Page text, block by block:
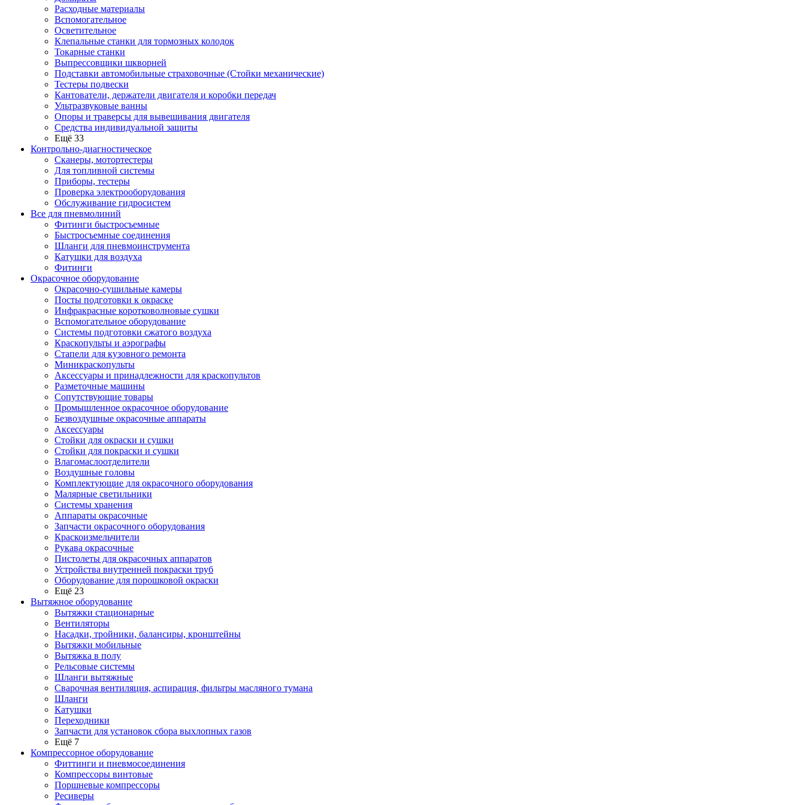
Расходные материалы
Вспомогательное
Осветительное
Клепальные станки для тормозных колодок
Токарные станки
Выпрессовщики шкворней
Подставки автомобильные страховочные (Стойки механические)
Тестеры подвески
Кантователи, держатели двигателя и коробки передач
Ультразвуковые ванны
Опоры и траверсы для вывешивания двигателя
Средства индивидуальной защиты
Ещё 33
Контрольно-диагностическое
Сканеры, мотортестеры
Для топливной системы
Приборы, тестеры
Проверка электрооборудования
Обслуживание гидросистем
Все для пневмолиний
Фитинги быстросъемные
Быстросъемные соединения
Шланги для пневмоинструмента
Катушки для воздуха
Фитинги
Окрасочное оборудование
Окрасочно-сушильные камеры
Посты подготовки к окраске
Инфракрасные коротковолновые сушки
Вспомогательное оборудование
Системы подготовки сжатого воздуха
Краскопульты и аэрографы
Стапели для кузовного ремонта
Миникраскопульты
Аксессуары и принадлежности для краскопультов
Разметочные машины
Сопутствующие товары
Промышленное окрасочное оборудование
Безвоздушные окрасочные аппараты
Аксессуары
Стойки для окраски и сушки
Стойки для покраски и сушки
Влагомаслоотделители
Воздушные головы
Комплектующие для окрасочного оборудования
Малярные светильники
Системы хранения
Аппараты окрасочные
Запчасти окрасочного оборудования
Краскоизмельчители
Рукава окрасочные
Пистолеты для окрасочных аппаратов
Устройства внутренней покраски труб
Оборудование для порошковой окраски
Ещё 23
Вытяжное оборудование
Вытяжки стационарные
Вентиляторы
Насадки, тройники, балансиры, кронштейны
Вытяжки мобильные
Вытяжка в полу
Рельсовые системы
Шланги вытяжные
Сварочная вентиляция, аспирация, фильтры масляного тумана
Шланги
Катушки
Переходники
Запчасти для установок сбора выхлопных газов
Ещё 7
Компрессорное оборудование
Фиттинги и пневмосоединения
Компрессоры винтовые
Поршневые компрессоры
Ресиверы